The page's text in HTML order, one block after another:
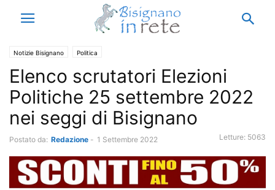
Notizie Bisignano Politica
Elenco scrutatori Elezioni
Politiche 25 settembre 2022
nei seggi di Bisignano
Postato da: Redazione - 1 Settembre 2022 Letture: 5063